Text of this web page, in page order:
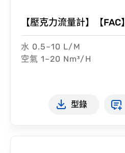
【壓克力流量計】【FAC】
水 0.5~10 L/M
空氣 1~20 Nm³/H
型錄